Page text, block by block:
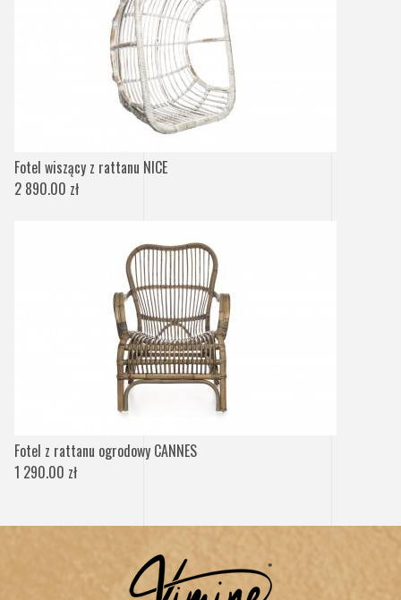
Fotel wiszący z rattanu NICE
2 890.00 zł
Fotel z rattanu ogrodowy CANNES
1 290.00 zł